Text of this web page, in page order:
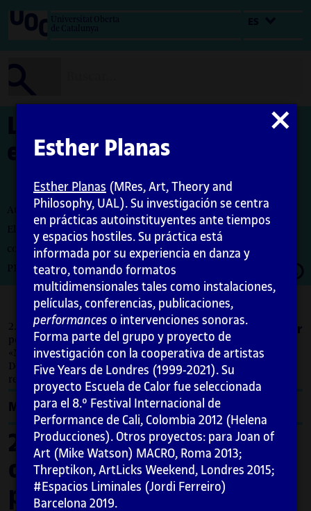
Universitat Oberta
de Catalunya
La revolución de las
estatuas
Autora: Esther Planas
El encargo y la creación de este material docente han sido
coordinados por la profesora: Maria Íñigo
PID_00282980
Abrir
2. Acciones llevadas a cabo como protestas
políticas / 2.6. Antonio López frente al
«Negro de Banyoles» (y el monumento al
Doctor Arcelin como eje antirracista y
reparador en Barcelona/Cataluña)
Imprimir
Menú
2. Acciones llevadas a
cabo como protestas
políticas
Cerrar
Esther Planas
Esther Planas (MRes, Art, Theory and
Philosophy, UAL). Su investigación se centra
en prácticas autoinstituyentes ante tiempos
y espacios hostiles. Su práctica está
informada por su experiencia en danza y
teatro, tomando formatos
multidimensionales tales como instalaciones,
películas, conferencias, publicaciones,
performances o intervenciones sonoras.
Forma parte del grupo y proyecto de
investigación con la cooperativa de artistas
Five Years de Londres (1999-2021). Su
proyecto Escuela de Calor fue seleccionada
para el 8.º Festival Internacional de
Performance de Cali, Colombia 2012 (Helena
Producciones). Otros proyectos: para Joan of
Art (Mike Watson) MACRO, Roma 2013;
Threptikon, ArtLicks Weekend, Londres 2015;
#Espacios Liminales (Jordi Ferreiro)
Barcelona 2019.